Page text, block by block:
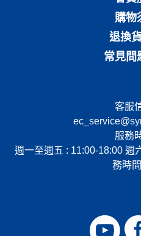
購物
退換
常見問
客服
服務
週一至週五 : 11:00-18:00 週
務時